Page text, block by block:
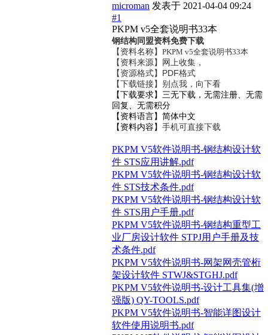
microman 发表于 2021-04-04 09:24
#1
PKPM v5全套说明书33本
钢结构同盟资料免费下载
【资料名称】 PKPM v5全套说明书33本
【资料来源】网上收集，
【资源格式】PDF格式
【下载链接】别点我，向下看
【下载要求】三无下载，无需注册、无需
回复、无需积分
【资料语言】简体中文
【资料内容】 手机可直接下载
PKPM V5软件说明书-钢结构设计软
件 STS应用讲解.pdf
PKPM V5软件说明书-钢结构设计软
件 STS技术条件.pdf
PKPM V5软件说明书-钢结构设计软
件 STS用户手册.pdf
PKPM V5软件说明书-钢结构重型工
业厂房设计软件 STPJ用户手册及技
术条件.pdf
PKPM V5软件说明书-网架网壳管桁
架设计软件 STWJ&STGHJ.pdf
PKPM V5软件说明书-设计工具集(增
强版) QY-TOOLS.pdf
PKPM V5软件说明书-智能详图设计
软件使用说明书.pdf